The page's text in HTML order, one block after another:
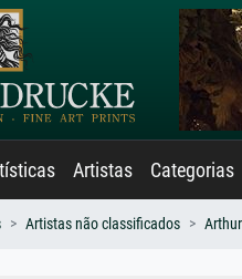
Artistas Categorias
Artistas não classificados